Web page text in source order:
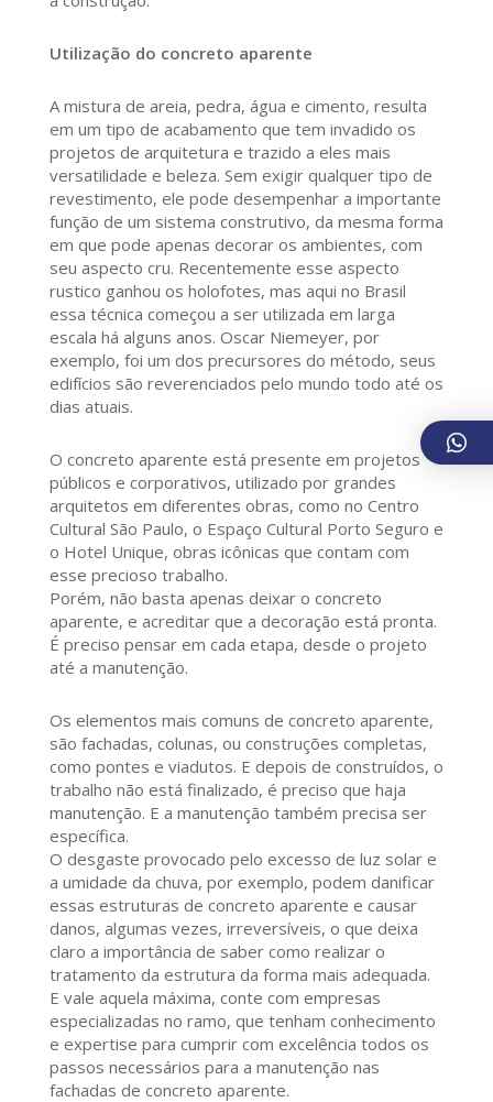
Utilização do concreto aparente
A mistura de areia, pedra, água e cimento, resulta
em um tipo de acabamento que tem invadido os
projetos de arquitetura e trazido a eles mais
versatilidade e beleza. Sem exigir qualquer tipo de
revestimento, ele pode desempenhar a importante
função de um sistema construtivo, da mesma forma
em que pode apenas decorar os ambientes, com
seu aspecto cru. Recentemente esse aspecto
rustico ganhou os holofotes, mas aqui no Brasil
essa técnica começou a ser utilizada em larga
escala há alguns anos. Oscar Niemeyer, por
exemplo, foi um dos precursores do método, seus
edifícios são reverenciados pelo mundo todo até os
dias atuais.
O concreto aparente está presente em projetos
públicos e corporativos, utilizado por grandes
arquitetos em diferentes obras, como no Centro
Cultural São Paulo, o Espaço Cultural Porto Seguro e
o Hotel Unique, obras icônicas que contam com
esse precioso trabalho.
Porém, não basta apenas deixar o concreto
aparente, e acreditar que a decoração está pronta.
É preciso pensar em cada etapa, desde o projeto
até a manutenção.
Os elementos mais comuns de concreto aparente,
são fachadas, colunas, ou construções completas,
como pontes e viadutos. E depois de construídos, o
trabalho não está finalizado, é preciso que haja
manutenção. E a manutenção também precisa ser
específica.
O desgaste provocado pelo excesso de luz solar e
a umidade da chuva, por exemplo, podem danificar
essas estruturas de concreto aparente e causar
danos, algumas vezes, irreversíveis, o que deixa
claro a importância de saber como realizar o
tratamento da estrutura da forma mais adequada.
E vale aquela máxima, conte com empresas
especializadas no ramo, que tenham conhecimento
e expertise para cumprir com excelência todos os
passos necessários para a manutenção nas
fachadas de concreto aparente.